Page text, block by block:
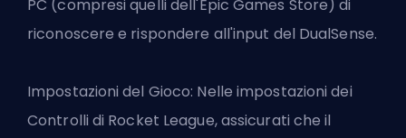
PC (compresi quelli dell'Epic Games Store) di
riconoscere e rispondere all'input del DualSense.
Impostazioni del Gioco: Nelle impostazioni dei
Controlli di Rocket League, assicurati che il